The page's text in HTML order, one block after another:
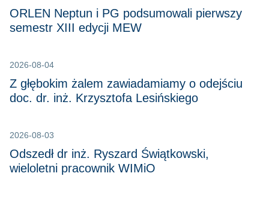
ORLEN Neptun i PG podsumowali pierwszy
semestr XIII edycji MEW
2026-08-04
Z głębokim żalem zawiadamiamy o odejściu
doc. dr. inż. Krzysztofa Lesińskiego
2026-08-03
Odszedł dr inż. Ryszard Świątkowski,
wieloletni pracownik WIMiO